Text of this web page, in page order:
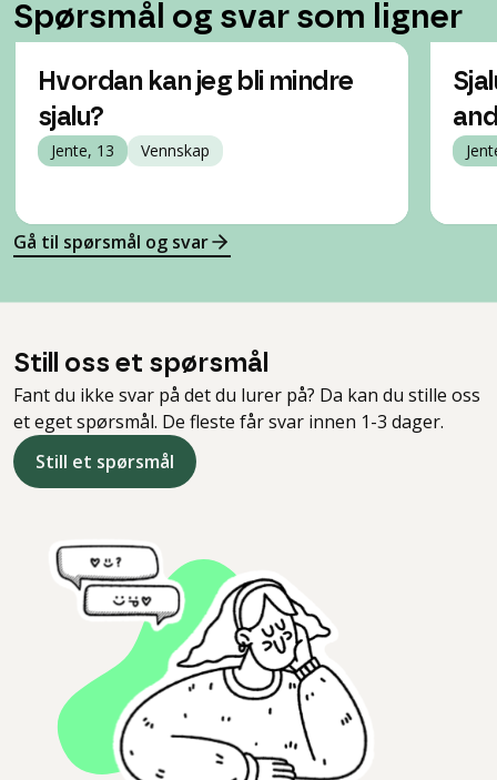
Spørsmål og svar som ligner
Hvordan kan jeg bli mindre
sjalu?
Jente, 13 Vennskap
Gå til spørsmål og svar
Still oss et spørsmål
Fant du ikke svar på det du lurer på? Da kan du stille oss
et eget spørsmål. De fleste får svar innen 1-3 dager.
Still et spørsmål